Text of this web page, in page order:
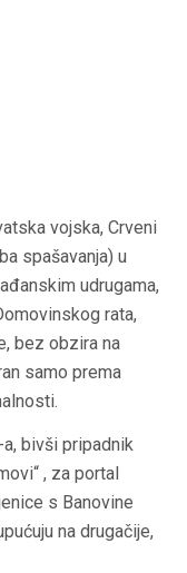
vojska, Crveni
spašavanja) u
udrugama,
rata,
bez obzira na
samo prema
bivši pripadnik
, za portal
s Banovine
na drugačije,